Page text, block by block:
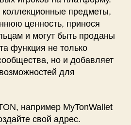
коллекционные предметы,
ценность, принося
и могут быть проданы
функция не только
но и добавляет
для
например MyTonWallet
свой адрес.